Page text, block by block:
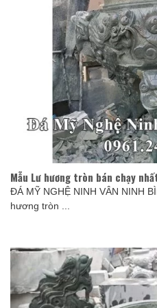
Mẫu Lư hương tròn bán chạy
ĐÁ MỸ NGHỆ NINH VÂN NINH
hương tròn ...